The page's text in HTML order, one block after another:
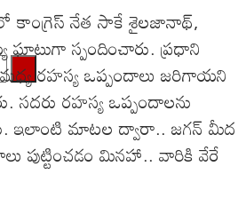
కాంగ్రెస్ నేత సాకే శైలజానాథ్,
స్పందించారు. ప్రధాని
రహస్య ఒప్పందాలు జరిగాయని
సదరు రహస్య ఒప్పందాలను
ఇలాంటి మాటల ద్వారా.. జగన్ మీద
పుట్టించడం మినహా.. వారికి వేరే